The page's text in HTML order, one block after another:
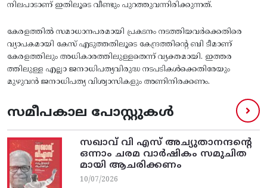
നിലപാടാണ്‌ ഇതിലൂടെ വീണ്ടും പുറത്തുവന്നിരിക്കുന്നത്‌.
കേരളത്തില്‍ സമാധാനപരമായി പ്രകടനം നടത്തിയവര്‍ക്കെതിരെ
വ്യാപകമായി കേസ്‌ എടുത്തതിലൂടെ കേന്ദ്രത്തിന്റെ ബി ടീമാണ്‌
കേരളത്തിലും അധികാരത്തിലുള്ളതെന്ന്‌ വ്യക്തമായി. ഇത്തര
ത്തിലുള്ള എല്ലാ ജനാധിപത്യവിരുദ്ധ നടപടികള്‍ക്കെതിരേയും
മുഴുവന്‍ ജനാധിപത്യ വിശ്വാസികളും അണിനിരക്കണം.
സമീപകാല പോസ്റ്റുകൾ
സഖാവ് വി എസ്‌ അച്യുതാനന്ദന്റെ
ഒന്നാം ചരമ വാര്‍ഷികം സമുചിത
മായി ആചരിക്കണം
10/07/2026